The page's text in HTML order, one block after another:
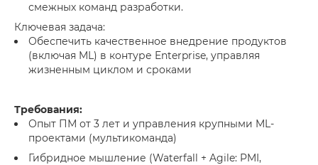
смежных команд разработки.
Ключевая задача:
Обеспечить качественное внедрение продуктов
(включая ML) в контуре Enterprise, управляя
жизненным циклом и сроками
Требования:
Опыт ПМ от 3 лет и управления крупными ML-
проектами (мультикоманда)
Гибридное мышление (Waterfall + Agile: PMI,